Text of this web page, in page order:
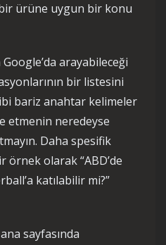
ürüne uygun bir konu
arayabileceği
bir listesini
bariz anahtar kelimeler
etmenin neredeyse
Daha spesifik
örnek olarak “ABD’de
katılabilir mi?”
sayfasında